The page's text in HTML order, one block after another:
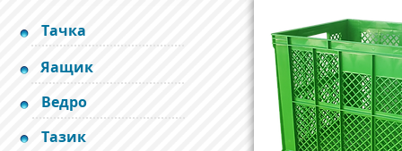
Тачка
Яащик
Ведро
Тазик